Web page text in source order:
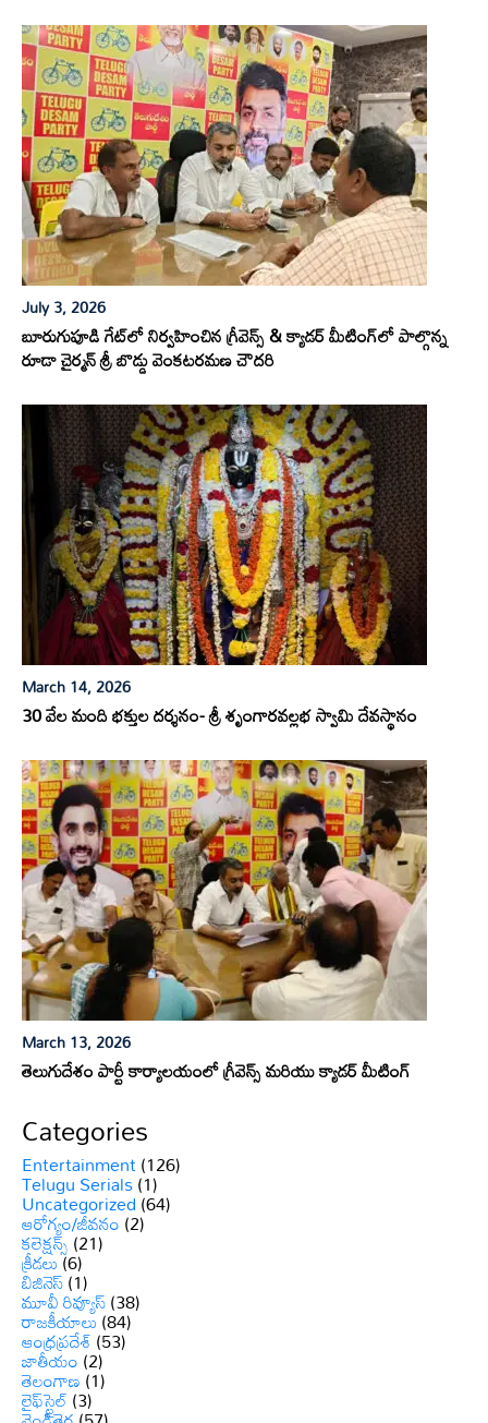
July 3, 2026
బూరుగుపూడి గేట్‌లో నిర్వహించిన గ్రీవెన్స్ & క్యాడర్ మీటింగ్‌లో పాల్గొన్న
రూడా చైర్మన్ శ్రీ బొడ్డు వెంకటరమణ చౌదరి
March 14, 2026
30 వేల మంది భక్తుల దర్శనం- శ్రీ శృంగారవల్లభ స్వామి దేవస్థానం
March 13, 2026
తెలుగుదేశం పార్టీ కార్యాలయంలో గ్రీవెన్స్ మరియు క్యాడర్ మీటింగ్
Categories
Entertainment(126)
Telugu Serials(1)
Uncategorized(64)
ఆరోగ్యం/జీవనం(2)
కలెక్షన్స్(21)
క్రీడలు(6)
బిజినెస్(1)
మూవీ రివ్యూస్(38)
రాజకీయాలు(84)
ఆంధ్రప్రదేశ్(53)
జాతీయం(2)
తెలంగాణ(1)
లైఫ్‌స్టైల్(3)